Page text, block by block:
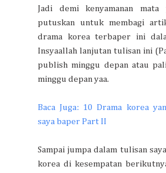
Jadi demi kenyamanan mata
putuskan untuk membagi
drama korea terbaper ini
Insyaallah lanjutan tulisan ini
publish minggu depan atau
minggu depan yaa.
Baca Juga: 10 Drama korea
saya baper Part II
Sampai jumpa dalam tulisan
korea di kesempatan